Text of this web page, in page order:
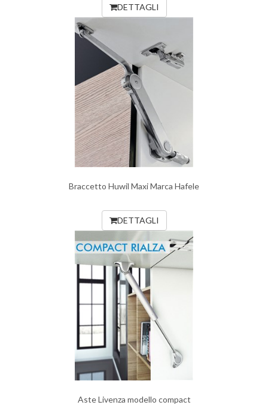
DETTAGLI
Braccetto Huwil Maxi Marca Hafele
DETTAGLI
Aste Livenza modello compact